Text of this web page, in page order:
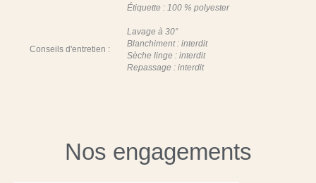
Étiquette : 100 % polyester
Conseils d'entretien :
Lavage à 30°
Blanchiment : interdit
Sèche linge : interdit
Repassage : interdit
Nos engagements